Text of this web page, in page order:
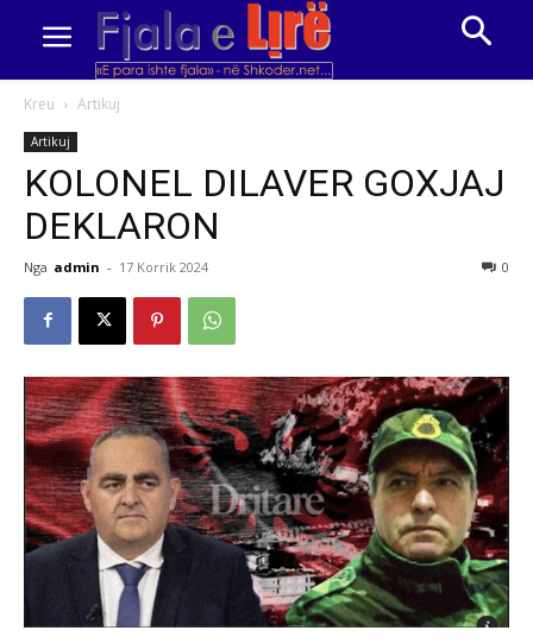
Kreu Artikuj
Artikuj
KOLONEL DILAVER GOXJAJ
DEKLARON
Nga admin - 17 Korrik 2024 0